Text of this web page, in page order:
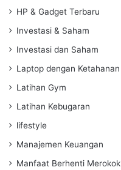
HP & Gadget Terbaru
Investasi & Saham
Investasi dan Saham
Laptop dengan Ketahanan
Latihan Gym
Latihan Kebugaran
lifestyle
Manajemen Keuangan
Manfaat Berhenti Merokok